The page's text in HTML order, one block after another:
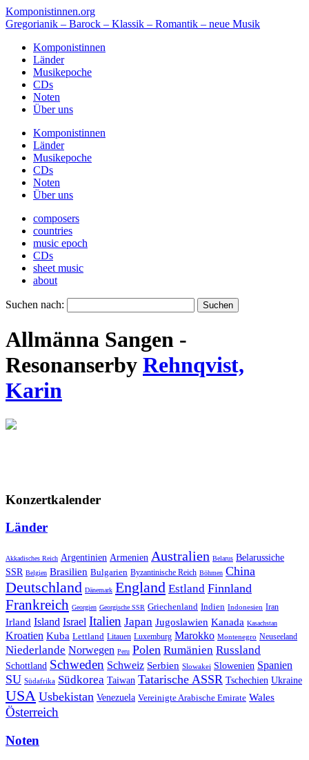
Komponistinnen.org
Gregorianik – Barock – Klassik – Romantik – neue Musik
Komponistinnen
Länder
Musikepoche
CDs
Noten
Über uns
Komponistinnen
Länder
Musikepoche
CDs
Noten
Über uns
composers
countries
music epoch
CDs
sheet music
about
Suchen nach:
Allmänna Sangen -
Resonanserby Rehnqvist,
Karin
Konzertkalender
Länder
Akkadisches Reich Argentinien Armenien Australien Belarus Belarussiche
SSR Belgien Brasilien Bulgarien Byzantinische Reich Böhmen China
Deutschland Dänemark England Estland Finnland
Frankreich Georgien Georgische SSR Griechenland Indien Indonesien Iran
Irland Island Israel Italien Japan Jugoslawien Kanada Kasachstan
Kroatien Kuba Lettland Litauen Luxemburg Marokko Montenegro Neuseeland
Niederlande Norwegen Peru Polen Rumänien Russland
Schottland Schweden Schweiz Serbien Slowakei Slowenien Spanien
SU Südafrika Südkorea Taiwan Tatarische ASSR Tschechien Ukraine
USA Usbekistan Venezuela Vereinigte Arabische Emirate Wales
Österreich
Noten